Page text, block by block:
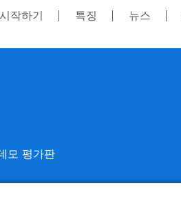
시작하기 특징 뉴스
모 평가판